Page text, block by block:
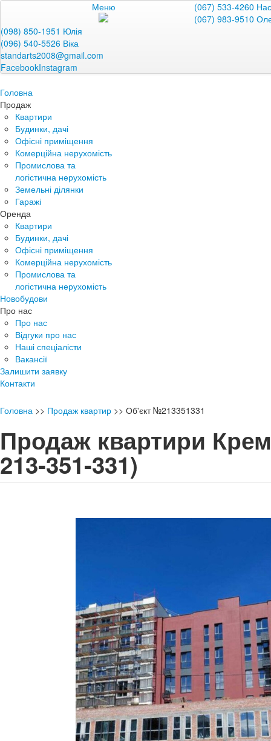
Меню
(067) 533-4260
(067) 983-9510
(098) 850-1951 Юлія
(096) 540-5526 Віка
standarts2008@gmail.com
FacebookInstagram
Головна
Продаж
Квартири
Будинки, дачі
Офісні приміщення
Комерційна нерухомість
Промислова та
логістична нерухомість
Земельні ділянки
Гаражі
Оренда
Квартири
Будинки, дачі
Офісні приміщення
Комерційна нерухомість
Промислова та
логістична нерухомість
Новобудови
Про нас
Про нас
Відгуки про нас
Наші спеціалісти
Вакансії
Залишити заявку
Контакти
Головна >> Продаж квартир >> Об'єкт №213351331
Продаж квартири
213-351-331)